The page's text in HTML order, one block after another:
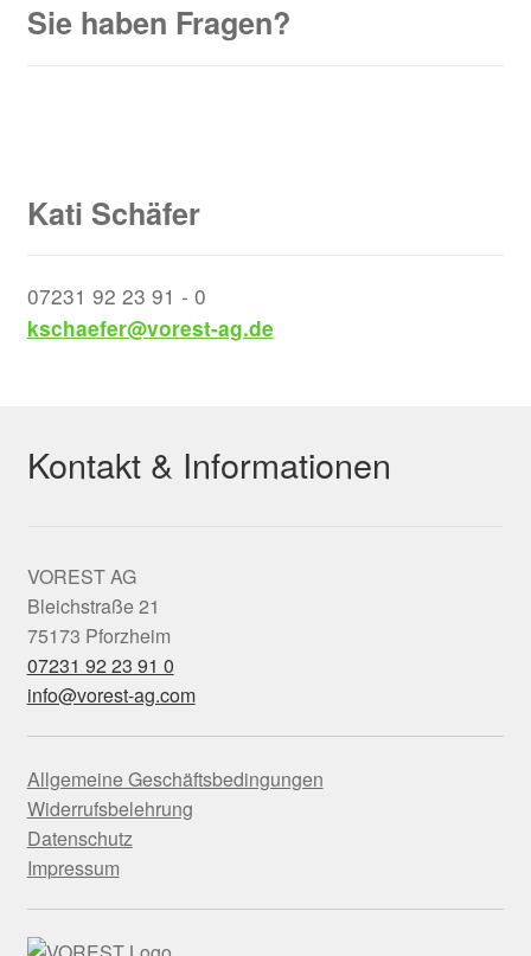
Sie haben Fragen?
Kati Schäfer
07231 92 23 91 - 0
kschaefer@vorest-ag.de
Kontakt & Informationen
VOREST AG
Bleichstraße 21
75173 Pforzheim
07231 92 23 91 0
info@vorest-ag.com
Allgemeine Geschäftsbedingungen
Widerrufsbelehrung
Datenschutz
Impressum